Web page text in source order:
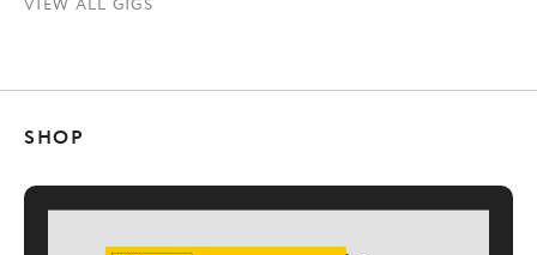
VIEW ALL GIGS
SHOP